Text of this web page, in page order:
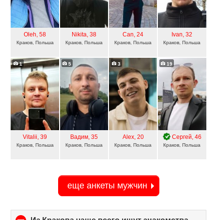
Oleh, 58
Краков, Польша
Nikita, 38
Краков, Польша
Can, 24
Краков, Польша
Ivan, 32
Краков, Польша
1
Vitalii, 39
Краков, Польша
5
Вадим, 35
Краков, Польша
3
Alex, 20
Краков, Польша
19
Сергей, 46
Краков, Польша
еще анкеты мужчин